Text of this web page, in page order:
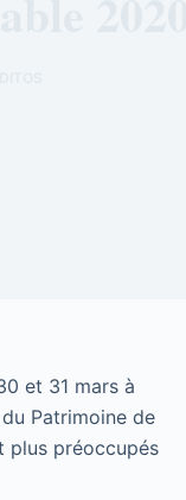
et 31 mars à
Patrimoine de
plus préoccupés